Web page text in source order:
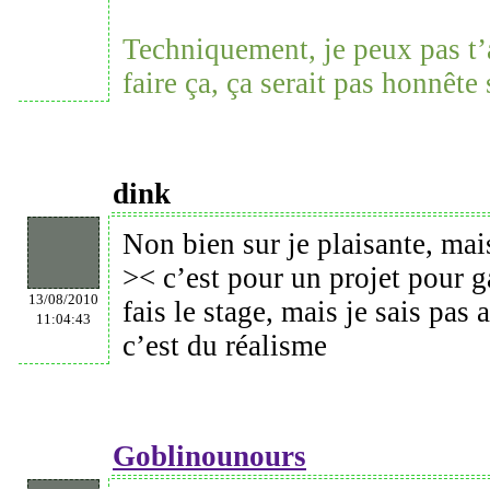
Techniquement, je peux pas
faire ça, ça serait pas
dink
13/08/2010
11:04:43
Non bien sur je plaisante,
>< c’est pour un projet pour
fais le stage, mais je sais pas
c’est du réalisme
Goblinounours